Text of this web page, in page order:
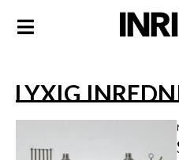
LYXIG